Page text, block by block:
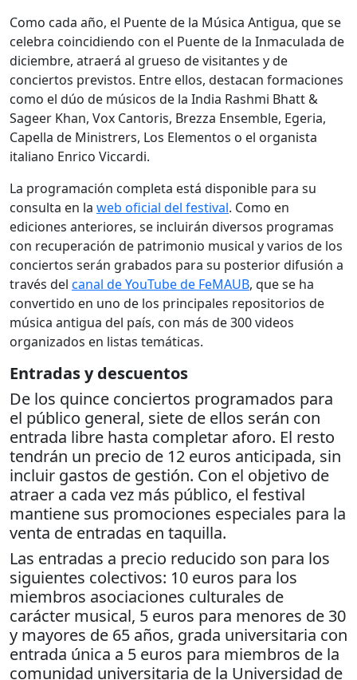
Como cada año, el Puente de la Música Antigua, que se
celebra coincidiendo con el Puente de la Inmaculada de
diciembre, atraerá al grueso de visitantes y de
conciertos previstos. Entre ellos, destacan formaciones
como el dúo de músicos de la India Rashmi Bhatt &
Sageer Khan, Vox Cantoris, Brezza Ensemble, Egeria,
Capella de Ministrers, Los Elementos o el organista
italiano Enrico Viccardi.
La programación completa está disponible para su
consulta en la web oficial del festival. Como en
ediciones anteriores, se incluirán diversos programas
con recuperación de patrimonio musical y varios de los
conciertos serán grabados para su posterior difusión a
través del canal de YouTube de FeMAUB, que se ha
convertido en uno de los principales repositorios de
música antigua del país, con más de 300 videos
organizados en listas temáticas.
Entradas y descuentos
De los quince conciertos programados para
el público general, siete de ellos serán con
entrada libre hasta completar aforo. El resto
tendrán un precio de 12 euros anticipada, sin
incluir gastos de gestión. Con el objetivo de
atraer a cada vez más público, el festival
mantiene sus promociones especiales para la
venta de entradas en taquilla.
Las entradas a precio reducido son para los
siguientes colectivos: 10 euros para los
miembros asociaciones culturales de
carácter musical, 5 euros para menores de 30
y mayores de 65 años, grada universitaria con
entrada única a 5 euros para miembros de la
comunidad universitaria de la Universidad de